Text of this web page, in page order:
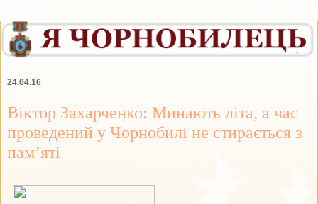
24.04.16
Віктор Захарченко: Минають літа, а час
проведений у Чорнобилі не стирається з
пам’яті